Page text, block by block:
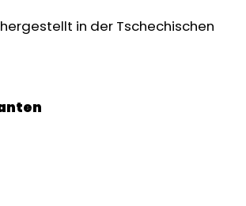
in der Tschechischen